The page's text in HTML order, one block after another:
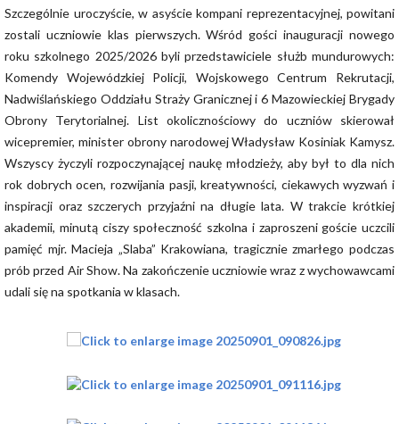
Szczególnie uroczyście, w asyście kompani reprezentacyjnej, powitani
zostali uczniowie klas pierwszych. Wśród gości inauguracji nowego
roku szkolnego 2025/2026 byli przedstawiciele służb mundurowych:
Komendy Wojewódzkiej Policji, Wojskowego Centrum Rekrutacji,
Nadwiślańskiego Oddziału Straży Granicznej i 6 Mazowieckiej Brygady
Obrony Terytorialnej. List okolicznościowy do uczniów skierował
wicepremier, minister obrony narodowej Władysław Kosiniak Kamysz.
Wszyscy życzyli rozpoczynającej naukę młodzieży, aby był to dla nich
rok dobrych ocen, rozwijania pasji, kreatywności, ciekawych wyzwań i
inspiracji oraz szczerych przyjaźni na długie lata. W trakcie krótkiej
akademii, minutą ciszy społeczność szkolna i zaproszeni goście uczcili
pamięć mjr. Macieja „Slaba” Krakowiana, tragicznie zmarłego podczas
prób przed Air Show. Na zakończenie uczniowie wraz z wychowawcami
udali się na spotkania w klasach.